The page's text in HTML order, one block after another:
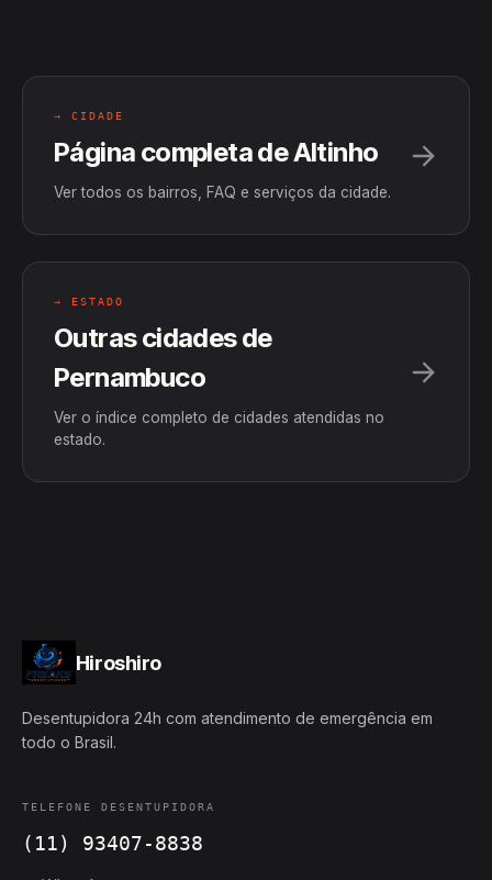
→ CIDADE
Página completa de Altinho
Ver todos os bairros, FAQ e serviços da cidade.
→ ESTADO
Outras cidades de
Pernambuco
Ver o índice completo de cidades atendidas no
estado.
Hiroshiro
Desentupidora 24h com atendimento de emergência em
todo o Brasil.
TELEFONE DESENTUPIDORA
(11) 93407-8838